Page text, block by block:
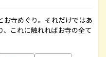
寺めぐり。それだけではあ
、これに触れればお寺の全て